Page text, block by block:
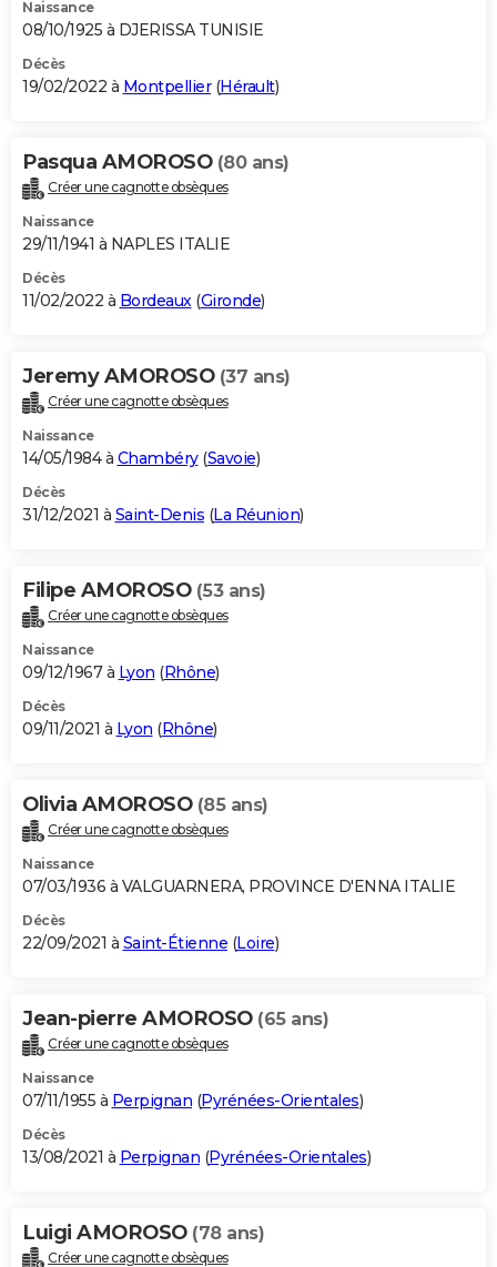
Naissance
08/10/1925 à DJERISSA TUNISIE
Décès
19/02/2022 à Montpellier(Hérault)
Pasqua AMOROSO (80 ans)
Créer une cagnotte obsèques
Naissance
29/11/1941 à NAPLES ITALIE
Décès
11/02/2022 à Bordeaux(Gironde)
Jeremy AMOROSO (37 ans)
Créer une cagnotte obsèques
Naissance
14/05/1984 à Chambéry(Savoie)
Décès
31/12/2021 à Saint-Denis (La Réunion)
Filipe AMOROSO (53 ans)
Créer une cagnotte obsèques
Naissance
09/12/1967 à Lyon (Rhône)
Décès
09/11/2021 à Lyon (Rhône)
Olivia AMOROSO (85 ans)
Créer une cagnotte obsèques
Naissance
07/03/1936 à VALGUARNERA, PROVINCE D'ENNA ITALIE
Décès
22/09/2021 à Saint-Étienne (Loire)
Jean-pierre AMOROSO (65 ans)
Créer une cagnotte obsèques
Naissance
07/11/1955 à Perpignan (Pyrénées-Orientales)
Décès
13/08/2021 à Perpignan (Pyrénées-Orientales)
Luigi AMOROSO (78 ans)
Créer une cagnotte obsèques